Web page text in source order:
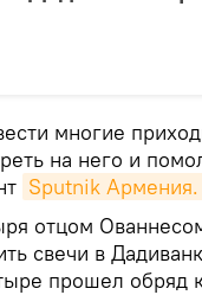
многие
на него и
Sputnik Армения.
отцом
свечи в
прошел обряд